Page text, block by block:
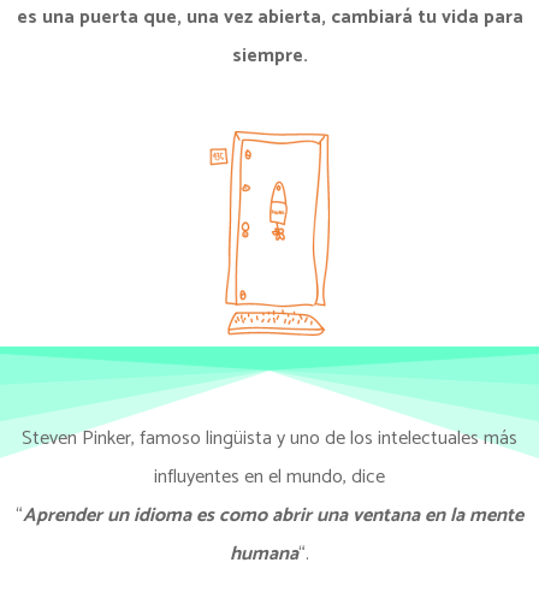
es una puerta que, una vez abierta, cambiará tu vida para
siempre.
Steven Pinker, famoso lingüista y uno de los intelectuales más
influyentes en el mundo, dice
“Aprender un idioma es como abrir una ventana en la mente
humana“.